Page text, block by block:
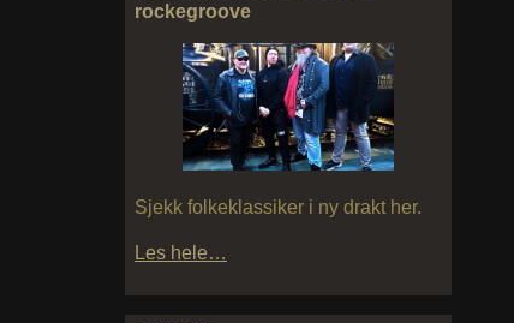
rockegroove
Sjekk folkeklassiker i ny drakt her.
Les hele…